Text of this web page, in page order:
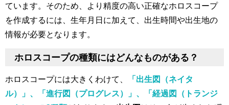
ています。そのため、より精度の高い正確なホロスコープ
を作成するには、生年月日に加えて、出生時間や出生地の
情報が必要となります。
ホロスコープの種類にはどんなものがある？
ホロスコープには大きくわけて、
「出生図（ネイタ
ル）」、「進行図（プログレス）」、「経過図（トランジ